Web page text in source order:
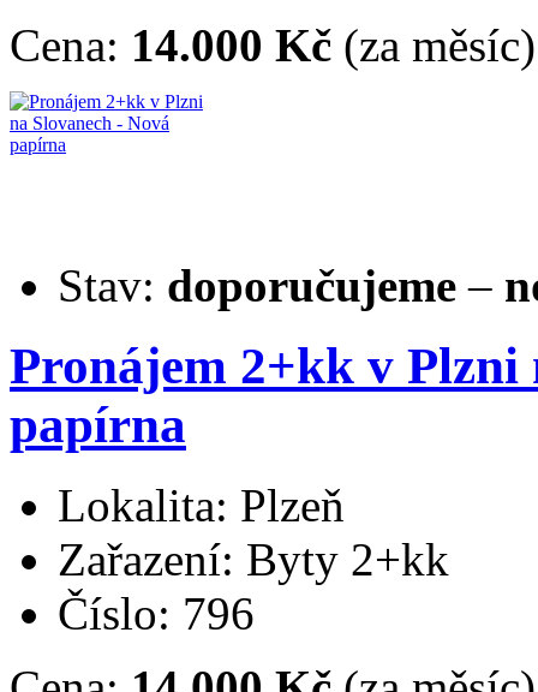
Cena: 14.000 Kč (za měsíc)
Stav: doporučujeme –
Pronájem 2+kk v Plzni
papírna
Lokalita: Plzeň
Zařazení: Byty 2+kk
Číslo: 796